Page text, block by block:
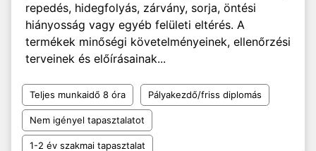
repedés, hidegfolyás, zárvány, sorja, öntési
hiányosság vagy egyéb felületi eltérés. A
termékek minőségi követelményeinek, ellenőrzési
terveinek és előírásainak...
Teljes munkaidő 8 óra Pályakezdő/friss diplomás
Nem igényel tapasztalatot
1-2 év szakmai tapasztalat